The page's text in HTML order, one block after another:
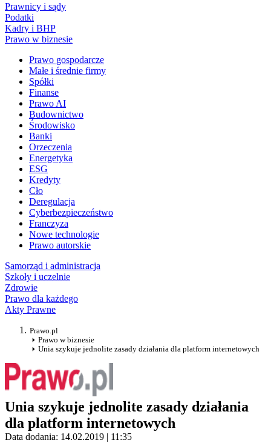
Prawnicy i sądy
Podatki
Kadry i BHP
Prawo w biznesie
Prawo gospodarcze
Małe i średnie firmy
Spółki
Finanse
Prawo AI
Budownictwo
Środowisko
Banki
Orzeczenia
Energetyka
ESG
Kredyty
Cło
Deregulacja
Cyberbezpieczeństwo
Franczyza
Nowe technologie
Prawo autorskie
Samorząd i administracja
Szkoły i uczelnie
Zdrowie
Prawo dla każdego
Akty Prawne
Prawo.pl
Prawo w biznesie
Unia szykuje jednolite zasady działania dla platform internetowych
Unia szykuje jednolite zasady działania
dla platform internetowych
Data dodania: 14.02.2019 | 11:35